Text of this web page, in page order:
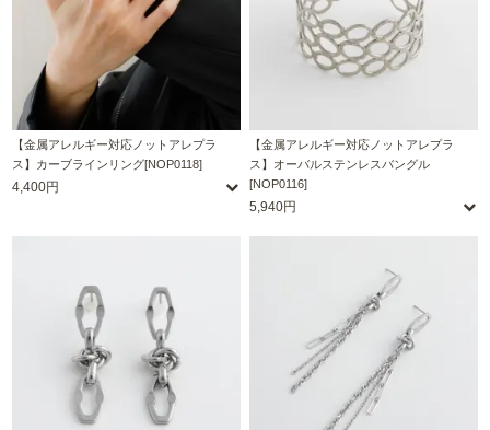
【金属アレルギー対応ノットアレプラ
ス】カーブラインリング[NOP0118]
4,400円
【金属アレルギー対応ノットアレプラ
ス】オーバルステンレスバングル
[NOP0116]
5,940円